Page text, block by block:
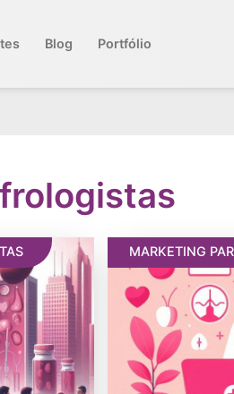
Blog Portfólio
MARKETING